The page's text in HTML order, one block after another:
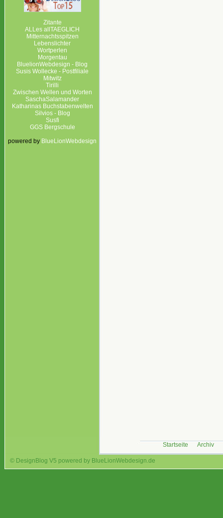
Zitante
ALLes allTAEGLICH
Mitternachtsspitzen
Lebenslichter
Wortperlen
Morgentau
BluelionWebdesign - Blog
Susis Wollecke - Postfiliale
Mitwitz
Tirilli
Zwischen Wellen und Worten
SaschaSalamander
Katharinas Buchstabenwelten
Silvios - Blog
Susfi
GGS Bergschule
powered by BlueLionWebdesign
Startseite Archiv
© DesignBlog V5 powered by BlueLionWebdesign.de